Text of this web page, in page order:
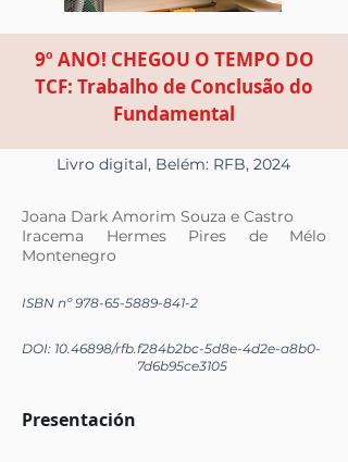
9º ANO! CHEGOU O TEMPO DO
TCF: Trabalho de Conclusão do
Fundamental
Livro digital, Belém: RFB, 2024
Joana Dark Amorim Souza e Castro
Iracema Hermes Pires de Mélo
Montenegro
ISBN nº978-65-5889-841-2
DOI: 10.46898/rfb.f284b2bc-5d8e-4d2e-a8b0-
7d6b95ce3105
Presentación